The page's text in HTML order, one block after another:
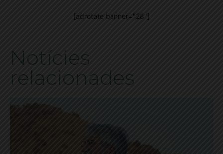
[adrotate banner="28"]
Notícies
relacionades